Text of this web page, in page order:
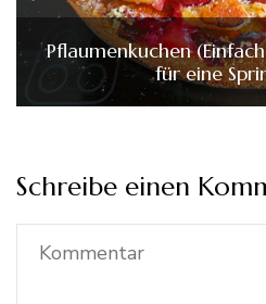
Pflaumenkuchen
für eine
Schreibe einen